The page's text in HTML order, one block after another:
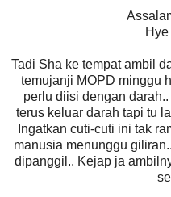
Tadi Sha ke tempat ambil
temujanji MOPD minggu
perlu diisi dengan
terus keluar darah tapi tu
Ingatkan cuti-cuti ini tak
manusia menunggu
dipanggil.. Kejap ja